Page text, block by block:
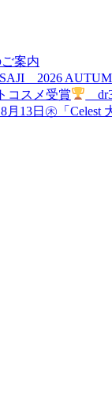
案内
OSAJI 2026
コスメ受賞
月13日㊍「Celest